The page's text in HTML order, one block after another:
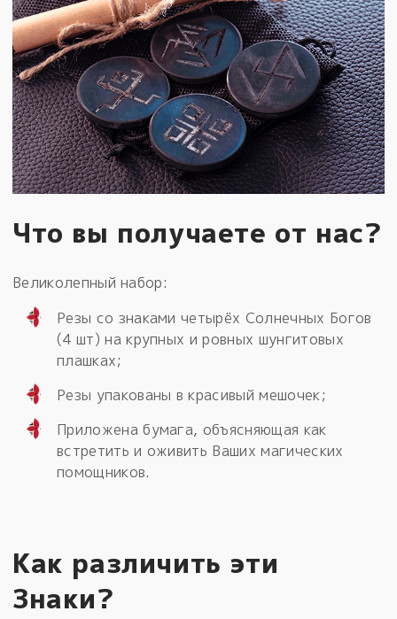
Что вы получаете от нас?
Великолепный набор:
Резы со знаками четырёх Солнечных Богов
(4 шт) на крупных и ровных шунгитовых
плашках;
Резы упакованы в красивый мешочек;
Приложена бумага, объясняющая как
встретить и оживить Ваших магических
помощников.
Как различить эти
Знаки?